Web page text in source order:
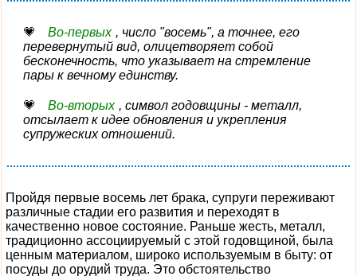
Во-первых , число "восемь", а точнее, его
перевернутый вид, олицетворяет собой
бесконечность, что указывает на стремление
пары к вечному единству.
Во-вторых , символ годовщины - металл,
отсылает к идее обновления и укрепления
супружеских отношений.
Пройдя первые восемь лет брака, супруги переживают
различные стадии его развития и переходят в
качественно новое состояние. Раньше жесть, металл,
традиционно ассоциируемый с этой годовщиной, была
ценным материалом, широко используемым в быту: от
посуды до орудий труда. Это обстоятельство